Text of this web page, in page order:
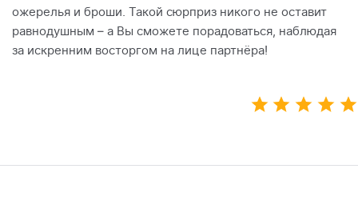
ожерелья и броши. Такой сюрприз никого не оставит
равнодушным – а Вы сможете порадоваться, наблюдая
за искренним восторгом на лице партнёра!